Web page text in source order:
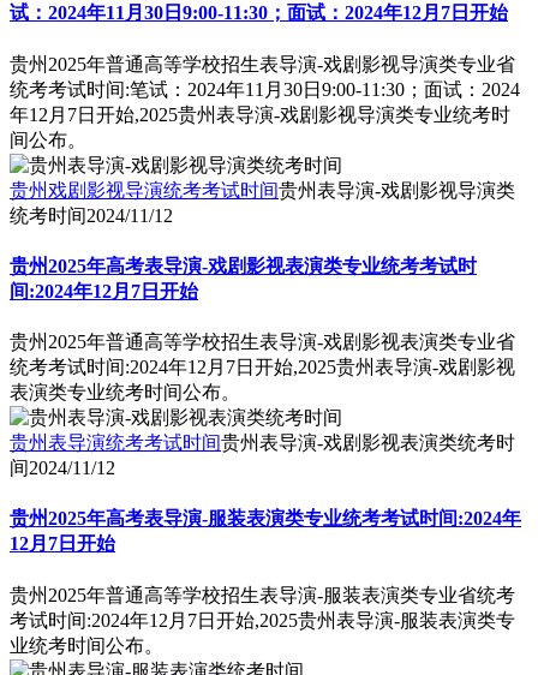
试：2024年11月30日9:00-11:30；面试：2024年12月7日开始
贵州2025年普通高等学校招生表导演-戏剧影视导演类专业省
统考考试时间:笔试：2024年11月30日9:00-11:30；面试：2024
年12月7日开始,2025贵州表导演-戏剧影视导演类专业统考时
间公布。
贵州戏剧影视导演统考考试时间贵州表导演-戏剧影视导演类
统考时间2024/11/12
贵州2025年高考表导演-戏剧影视表演类专业统考考试时
间:2024年12月7日开始
贵州2025年普通高等学校招生表导演-戏剧影视表演类专业省
统考考试时间:2024年12月7日开始,2025贵州表导演-戏剧影视
表演类专业统考时间公布。
贵州表导演统考考试时间贵州表导演-戏剧影视表演类统考时
间2024/11/12
贵州2025年高考表导演-服装表演类专业统考考试时间:2024年
12月7日开始
贵州2025年普通高等学校招生表导演-服装表演类专业省统考
考试时间:2024年12月7日开始,2025贵州表导演-服装表演类专
业统考时间公布。